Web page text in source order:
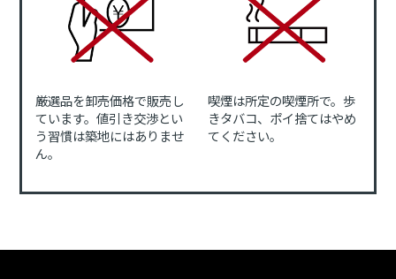
厳選品を卸売価格で販売し
ています。値引き交渉とい
う習慣は築地にはありませ
ん。
喫煙は所定の喫煙所で。歩
きタバコ、ポイ捨てはやめ
てください。